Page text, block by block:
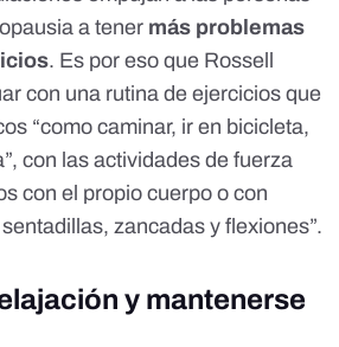
a tener más problemas
. Es por eso que Rossell
con una rutina de ejercicios que
“como caminar, ir en bicicleta,
con las actividades de fuerza
con el propio cuerpo o con
zancadas y flexiones”.
y mantenerse